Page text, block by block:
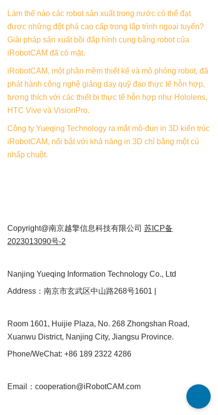
Làm thế nào các robot sản xuất trong nước có thể đạt
được những đột phá cao cấp trong lập trình ngoại tuyến?
Giải pháp sản xuất bồi đắp hình cung bằng robot của
iRobotCAM đã có mặt.
iRobotCAM, một phần mềm thiết kế và mô phỏng robot, đã
phát hành công nghệ giảng dạy quỹ đạo thực tế hỗn hợp,
tương thích với các thiết bị thực tế hỗn hợp như Hololens,
HTC Vive và VisionPro.
Công ty Yueqing Technology ra mắt mô-đun in 3D kiến ​​trúc
iRobotCAM, nổi bật với khả năng in 3D chỉ bằng một cú
nhấp chuột.
Copyright@南京越擎信息科技有限公司 苏ICP备
2023013090号-2
Nanjing Yueqing Information Technology Co., Ltd
Address：南京市玄武区中山路268号1601 |
Room 1601, Huijie Plaza, No. 268 Zhongshan Road,
Xuanwu District, Nanjing City, Jiangsu Province.
Phone/WeChat: +86 189 2322 4286
Email：cooperation@iRobotCAM.com